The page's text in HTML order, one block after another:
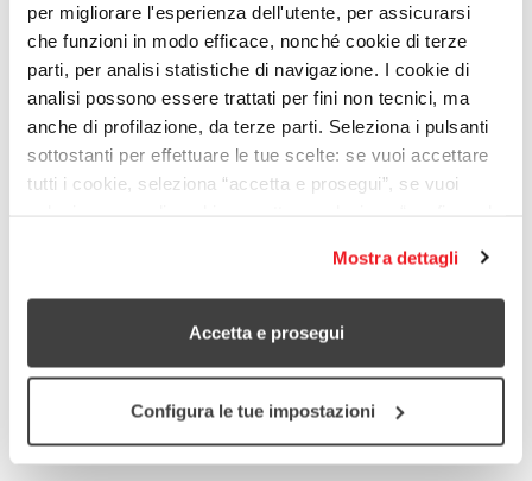
per migliorare l'esperienza dell'utente, per assicurarsi
che funzioni in modo efficace, nonché cookie di terze
parti, per analisi statistiche di navigazione. I cookie di
analisi possono essere trattati per fini non tecnici, ma
anche di profilazione, da terze parti. Seleziona i pulsanti
sottostanti per effettuare le tue scelte: se vuoi accettare
tutti i cookie, seleziona “accetta e prosegui”, se vuoi
Mostra dettagli
Accetta e prosegui
Configura le tue impostazioni
La proposta vuole facilitare il ricongiungimento
familiare delle persone con background migratorio
attraverso la promozione del contenzioso
strategico.
Le/i portatrici/tori di diritto coinvolti saranno
persone con background migratorio o titolari di
domanda di ricongiungimento familiare.
Dati aggiornati al 30.6.2025
12
Mesi stimati